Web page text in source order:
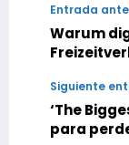
Entrada
Warum
Siguiente
‘The
para